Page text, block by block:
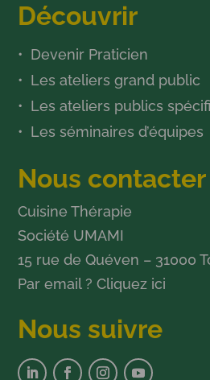
Découvrir
Devenir Praticien
Les ateliers grand public
Les ateliers publics
Les séminaires d’équipes
Nous contacter
Cuisine Thérapie
Société UMAMI
15 rue de Quéven – 31000
Par email ?Cliquez ici
Nous suivre